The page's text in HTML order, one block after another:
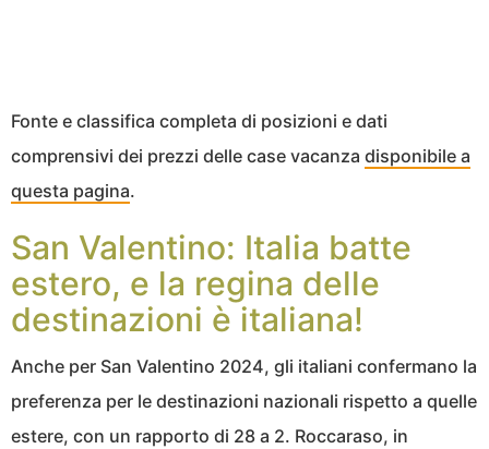
Fonte e classifica completa di posizioni e dati
comprensivi dei prezzi delle case vacanza disponibile a
questa pagina.
San Valentino: Italia batte
estero, e la regina delle
destinazioni è italiana!
Anche per San Valentino 2024, gli italiani confermano la
preferenza per le destinazioni nazionali rispetto a quelle
estere, con un rapporto di 28 a 2. Roccaraso, in